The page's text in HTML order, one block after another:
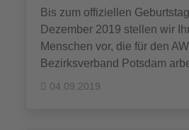
Bis zum offiziellen
Dezember 2019 stellen wir
Menschen vor, die für den
Bezirksverband Potsdam
04.09.2019